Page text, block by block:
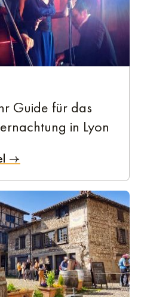
Guide für das
in Lyon